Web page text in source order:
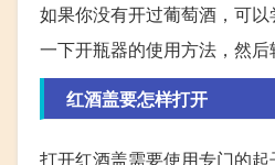
如果你没有开过葡萄酒，可
一下开瓶器的使用方法，然后
红酒盖要怎样打开
打开红酒盖需要使用专门的